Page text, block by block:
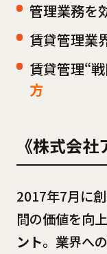
管理業務を
賃貸管理業
賃貸管理“
方
《株式会社
2017年7月に
間の価値を向
ント。業界へ